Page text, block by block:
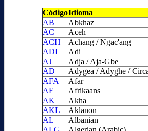
CódigoIdioma
AB
Abkhaz
AC
Aceh
ACH
Achang / Ngac'ang
ADI
Adi
AJ
Adja / Aja-Gbe
AD
Adygea / Adyghe /
AFA
Afar
AF
Afrikaans
AK
Akha
AKL
Aklanon
AL
Albanian